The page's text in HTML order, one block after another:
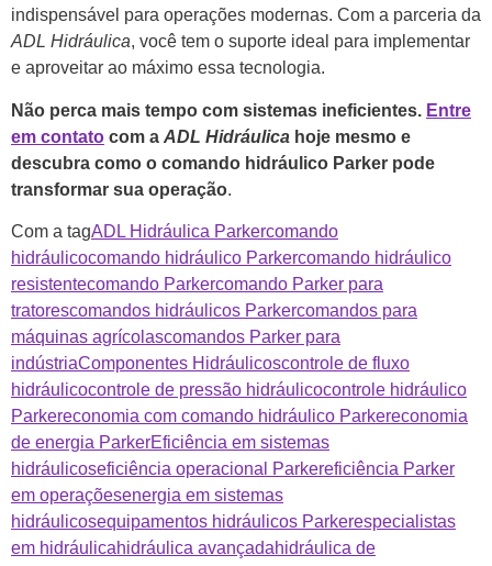
indispensável para operações modernas. Com a parceria da
ADL Hidráulica, você tem o suporte ideal para implementar
e aproveitar ao máximo essa tecnologia.
Não perca mais tempo com sistemas ineficientes. Entre
em contato com a ADL Hidráulica hoje mesmo e
descubra como o comando hidráulico Parker pode
transformar sua operação.
Com a tagADL Hidráulica Parkercomando
hidráulicocomando hidráulico Parkercomando hidráulico
resistentecomando Parkercomando Parker para
tratorescomandos hidráulicos Parkercomandos para
máquinas agrícolascomandos Parker para
indústriaComponentes Hidráulicoscontrole de fluxo
hidráulicocontrole de pressão hidráulicocontrole hidráulico
Parkereconomia com comando hidráulico Parkereconomia
de energia ParkerEficiência em sistemas
hidráulicoseficiência operacional Parkereficiência Parker
em operaçõesenergia em sistemas
hidráulicosequipamentos hidráulicos Parkerespecialistas
em hidráulicahidráulica avançadahidráulica de